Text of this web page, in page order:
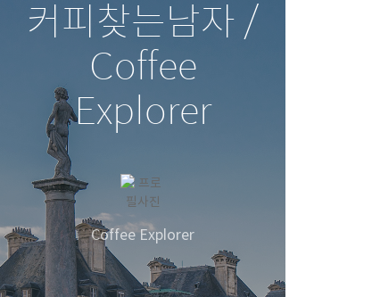
커피찾는남자 /
Coffee
Explorer
Coffee Explorer